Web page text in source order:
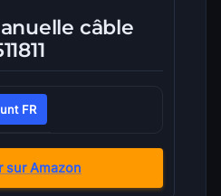
câble
FR
sur Amazon